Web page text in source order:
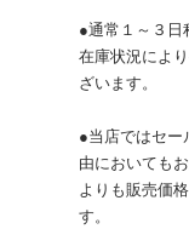
●通常１～３日
在庫状況によ
ざいます。
●当店ではセー
由においても
よりも販売価
す。